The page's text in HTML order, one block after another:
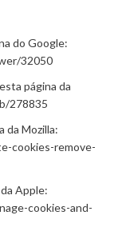
do Google:
32050
página da
278835
da Mozilla:
cookies-remove-
Apple:
cookies-and-